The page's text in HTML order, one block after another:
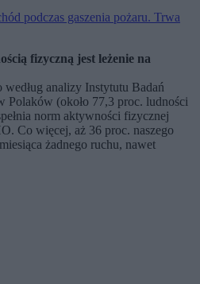
podczas gaszenia pożaru. Trwa
fizyczną jest leżenie na
analizy Instytutu Badań
Polaków (około 77,3 proc. ludności
norm aktywności fizycznej
Co więcej, aż 36 proc. naszego
żadnego ruchu, nawet